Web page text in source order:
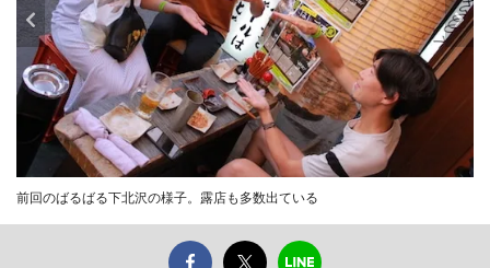
前回のばるばる下北沢の様子。露店も多数出ている